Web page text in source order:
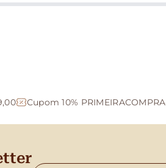
Cupom 10% PRIMEIRACOMPRA